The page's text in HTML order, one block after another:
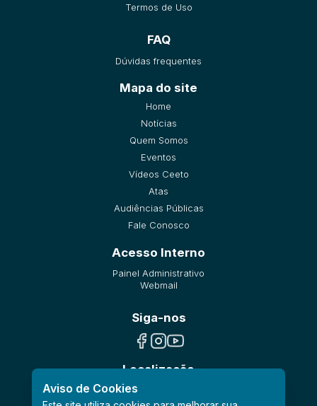
Aviso de Cookies
Termos de Uso
FAQ
Dúvidas frequentes
Mapa do site
Home
Notícias
Quem Somos
Eventos
Vídeos Ceeto
Atas
Audiências Públicas
Fale Conosco
Acesso Interno
Painel Administrativo
Webmail
Siga-nos
Localização